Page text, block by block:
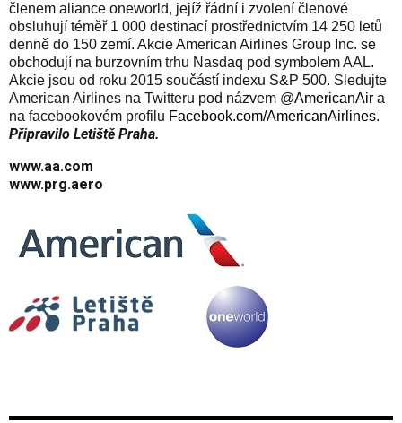
členem aliance oneworld, jejíž řádní i zvolení členové
obsluhují téměř 1 000 destinací prostřednictvím 14 250 letů
denně do 150 zemí. Akcie American Airlines Group Inc. se
obchodují na burzovním trhu Nasdaq pod symbolem AAL.
Akcie jsou od roku 2015 součástí indexu S&P 500. Sledujte
American Airlines na Twitteru pod názvem @AmericanAir a
na facebookovém profilu Facebook.com/AmericanAirlines.
Připravilo Letiště Praha.
www.aa.com
www.prg.aero